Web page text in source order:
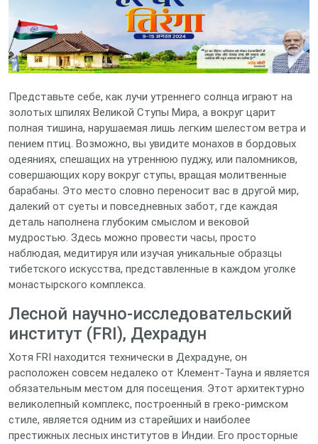
Представьте себе, как лучи утреннего солнца играют на
золотых шпилях Великой Ступы Мира, а вокруг царит
полная тишина, нарушаемая лишь легким шелестом ветра и
пением птиц. Возможно, вы увидите монахов в бордовых
одеяниях, спешащих на утреннюю пуджу, или паломников,
совершающих кору вокруг ступы, вращая молитвенные
барабаны. Это место словно переносит вас в другой мир,
далекий от суеты и повседневных забот, где каждая
деталь наполнена глубоким смыслом и вековой
мудростью. Здесь можно провести часы, просто
наблюдая, медитируя или изучая уникальные образцы
тибетского искусства, представленные в каждом уголке
монастырского комплекса.
Лесной научно-исследовательский
институт (FRI), Дехрадун
Хотя FRI находится технически в Дехрадуне, он
расположен совсем недалеко от Клемент-Тауна и является
обязательным местом для посещения. Этот архитектурно
великолепный комплекс, построенный в греко-римском
стиле, является одним из старейших и наиболее
престижных лесных институтов в Индии. Его просторные